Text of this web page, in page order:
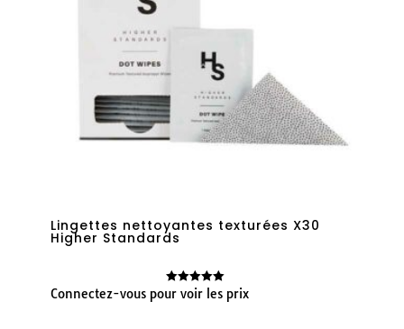
Lingettes nettoyantes texturées X30
Higher Standards
Note
Connectez-vous pour voir les prix